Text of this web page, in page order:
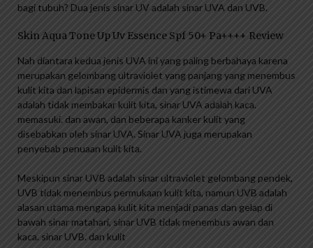
bagi tubuh? Dua jenis sinar UV adalah sinar UVA dan UVB.
Skin Aqua Tone Up Uv Essence Spf 50+ Pa++++ Review
Nah diantara kedua jenis UVA ini yang paling berbahaya karena
merupakan gelombang ultraviolet yang panjang yang menembus
kulit kita dan lapisan epidermis dan yang istimewa dari UVA
adalah tidak membakar kulit kita, sinar UVA adalah kaca.
memasuki. dan awan, dan beberapa kanker kulit yang
disebabkan oleh sinar UVA. Sinar UVA juga merupakan
penyebab penuaan kulit kita.
Meskipun sinar UVB adalah sinar ultraviolet gelombang pendek,
UVB tidak menembus permukaan kulit kita, namun UVB adalah
alasan utama mengapa kulit kita menjadi panas dan gelap di
bawah sinar matahari, sinar UVB tidak menembus awan dan
kaca. sinar UVB. dan kulit